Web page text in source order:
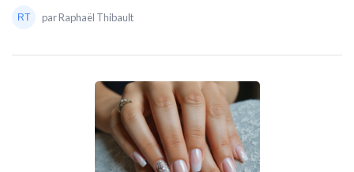
par Raphaël Thibault